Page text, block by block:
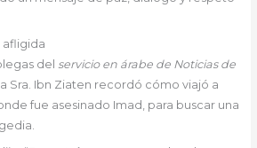
afligida
del servicio en árabe de Noticias de
Sra. Ibn Ziaten recordó cómo viajó a
fue asesinado Imad, para buscar una